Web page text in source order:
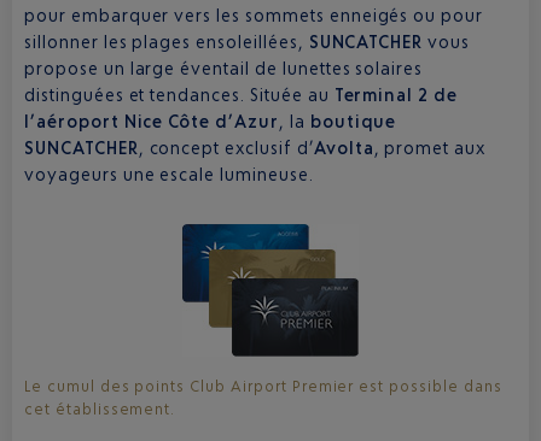
pour embarquer vers les sommets enneigés ou pour
sillonner les plages ensoleillées, SUNCATCHERvous
propose un large éventail de lunettes solaires
distinguées et tendances. Située au Terminal 2 de
l’aéroport Nice Côte d’Azur, la boutique
SUNCATCHER, concept exclusif d’Avolta, promet aux
voyageurs une escale lumineuse.
Le cumul des points Club Airport Premier est possible dans
cet établissement.